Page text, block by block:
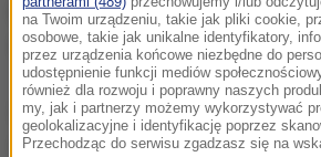
roboty renowacyjne. Dwaj
szwanku.
Śledztwo będzie musiało ustalić to
wątpliwość, ale wygląda na to, że
na Twoim urządzeniu, takie jak pliki cookie,
osobowe, takie jak unikalne identyfikatory,
przez urządzenia końcowe niezbędne do
udostępnienie funkcji mediów
również dla rozwoju i poprawny naszych
my, jak i partnerzy możemy wykorzystywać
geolokalizacyjne i identyfikację poprzez
Przechodząc do serwisu zgadzasz się na